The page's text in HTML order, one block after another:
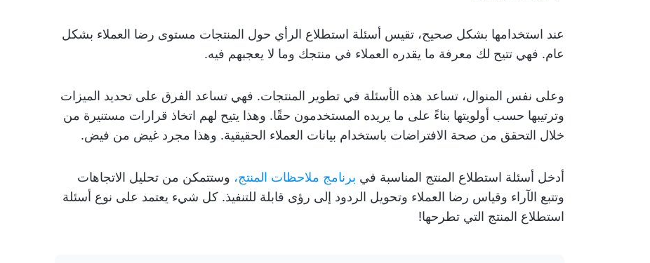
عند استخدامها بشكل صحيح، تقيس أسئلة استطلاع الرأي حول المنتجات مستوى رضا العملاء بشكل
عام. فهي تتيح لك معرفة ما يقدره العملاء في منتجك وما لا يعجبهم فيه.
وعلى نفس المنوال، تساعد هذه الأسئلة في تطوير المنتجات. فهي تساعد الفرق على تحديد الميزات
وترتيبها حسب أولويتها بناءً على ما يريده المستخدمون حقًا. وهذا يتيح لهم اتخاذ قرارات مستنيرة من
خلال التحقق من صحة الافتراضات باستخدام بيانات العملاء الحقيقية. وهذا مجرد غيض من فيض.
أدخل أسئلة استطلاع المنتج المناسبة في برنامج ملاحظات المنتج، وستتمكن من تحليل الاتجاهات
وتتبع الآراء وقياس رضا العملاء وتحويل الردود إلى رؤى قابلة للتنفيذ. كل شيء يعتمد على نوع أسئلة
استطلاع المنتج التي تطرحها!